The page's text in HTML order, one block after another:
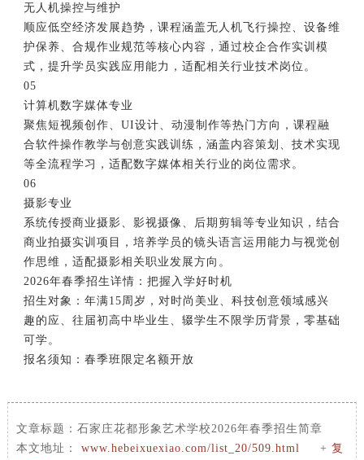
无人机操控与维护
顺应低空经济发展趋势，课程涵盖无人机飞行操控、设备维
护保养、合规作业规范等核心内容，通过校企合作实训模
式，提升学员实践应用能力，适配相关行业技术岗位。
05
计算机数字媒体专业
聚焦短视频创作、UI设计、动漫制作等热门方向，课程融
合软件操作教学与创意实践训练，涵盖内容策划、技术实现
等全流程学习，适配数字媒体相关行业的岗位需求。
06
摄影专业
系统传授商业摄影、影视摄像、后期剪辑等专业知识，结合
商业拍摄实训项目，培养学员的镜头语言运用能力与视觉创
作思维，适配摄影相关职业发展方向。
2026年春季招生详情：把握入学好时机
招生对象：年满15周岁，对时尚美业、科技创意领域感兴
趣的应、往届初高中毕业生、辍学生不限学历背景，零基础
可学。
报名须知：春季班限定名额开放
文章标题： 石家庄花都形象艺术学校2026年春季招生简章
本文地址： www.hebeixuexiao.com/list_20/509.html + 复